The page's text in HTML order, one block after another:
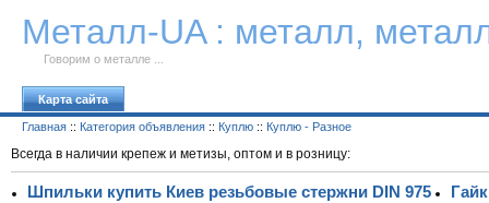
Металл-UA : металл,
Говорим о металле ...
Карта сайта
Главная :: Категория объявления :: Куплю :: Куплю - Разное
Всегда в наличии крепеж и метизы, оптом и в розницу:
Шпильки купить Киев резьбовые стержни DIN 975